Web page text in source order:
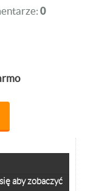
0
aby zobaczyć